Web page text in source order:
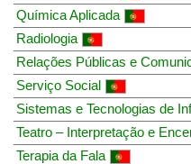
Química Aplicada
Radiologia
Relações Públicas e
Serviço Social
Sistemas e Tecnologias de
Teatro – Interpretação e
Terapia da Fala